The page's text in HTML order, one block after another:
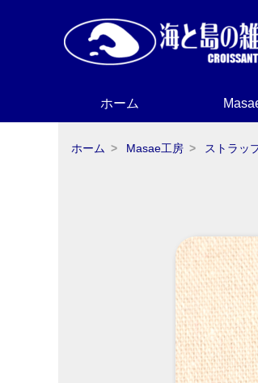
ホーム
ホーム Masae工房 ストラッ